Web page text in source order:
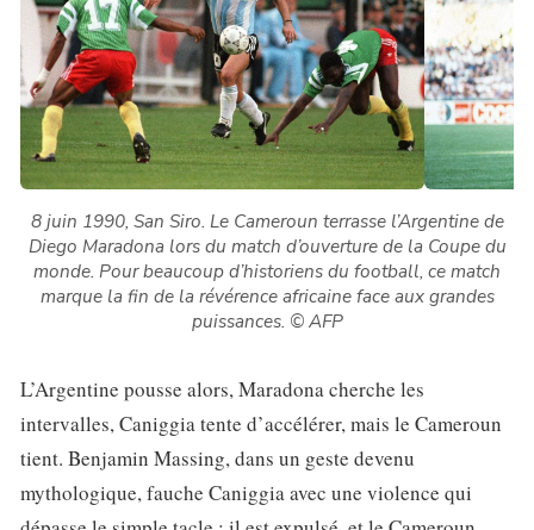
8 juin 1990, San Siro. Le Cameroun terrasse l’Argentine de
Diego Maradona lors du match d’ouverture de la Coupe du
monde. Pour beaucoup d’historiens du football, ce match
marque la fin de la révérence africaine face aux grandes
puissances. © AFP
L’Argentine pousse alors, Maradona cherche les
intervalles, Caniggia tente d’accélérer, mais le Cameroun
tient. Benjamin Massing, dans un geste devenu
mythologique, fauche Caniggia avec une violence qui